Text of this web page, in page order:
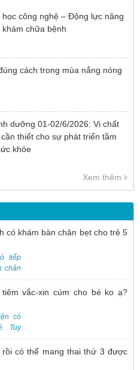
học công nghệ – Động lực nâng
chữa bệnh
cách trong mùa nắng nóng
dưỡng 01-02/6/2026: Vi chất
thiết cho sự phát triển tầm
khỏe
Xem thêm
có khám bàn chân bẹt cho trẻ 5
tiếp
chân
trẻ 5
đến
viện
lịch
trợ
Zalo
vắc-xin cúm cho bé ko ạ?
có
Tuy
về
lúccó thể mang thai thứ 3 được